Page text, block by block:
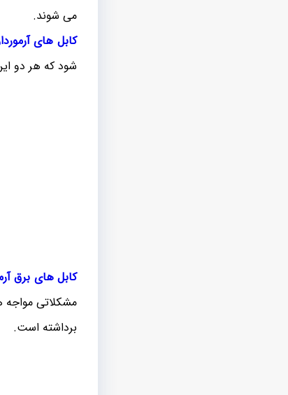
می شوند.
کابل های
شود که هر دو
کابل های برق
مشکلاتی مواجه
برداشته است.